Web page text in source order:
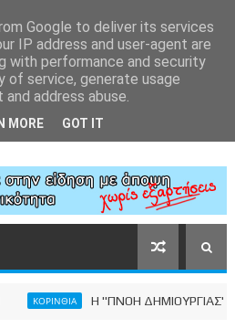
Η "ΠΝΟΗ ΔΗΜΙΟΥΡΓΙΑΣ" για τα
Google to deliver its services
IP address and user-agent are
with performance and security
of service, generate usage
address abuse.
MORE GOT IT